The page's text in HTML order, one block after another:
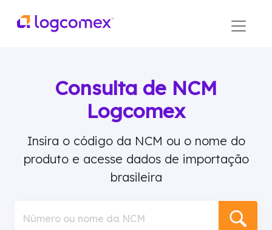
Consulta de NCM
Logcomex
Insira o código da NCM ou o nome do
produto e acesse dados de importação
brasileira
Número ou nome da NCM